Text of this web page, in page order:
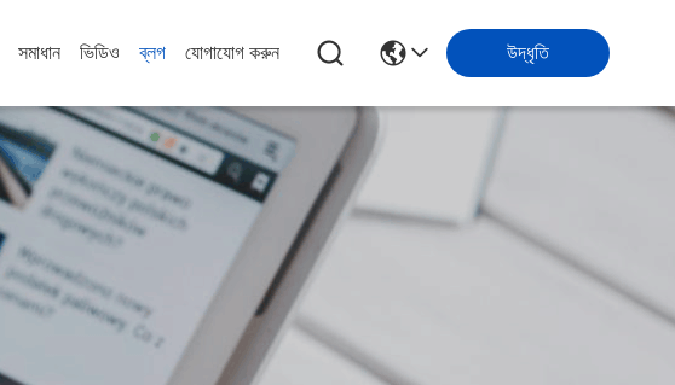
সমাধান ভিডিও ব্লগ যোগাযোগ করুন উদ্ধৃতি